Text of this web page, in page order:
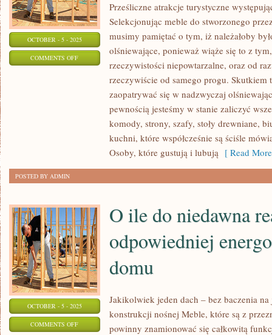
OCTOBER - 5 - 2025
COMMENTS OFFON
Prześliczne atrakcje turystyczne
Selekcjonując meble do stworzonego
musimy pamiętać o tym, iż należałoby
olśniewające, ponieważ wiąże się to z
rzeczywistości niepowtarzalne, oraz od
rzeczywiście od samego progu. Skutkiem
zaopatrywać się w nadzwyczaj
pewnością jesteśmy w stanie zaliczyć
komody, strony, szafy, stoły drewniane,
kuchni, które współcześnie są ściśle
Osoby, które gustują i lubują [ Read
POSTED BY ADMIN
OCTOBER - 5 - 2025
COMMENTS OFFON
O ile do niedawna
odpowiedniej
domu
Jakikolwiek jeden dach – bez baczenia
konstrukcji nośnej Meble, które są z
powinny znamionować się całkowitą